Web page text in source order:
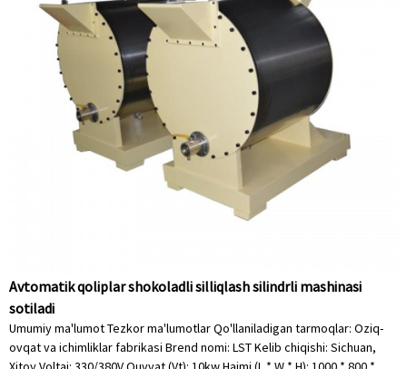
Avtomatik qoliplar shokoladli silliqlash silindrli mashinasi
sotiladi
Umumiy ma'lumot Tezkor ma'lumotlar Qo'llaniladigan tarmoqlar: Oziq-
ovqat va ichimliklar fabrikasi Brend nomi: LST Kelib chiqishi: Sichuan,